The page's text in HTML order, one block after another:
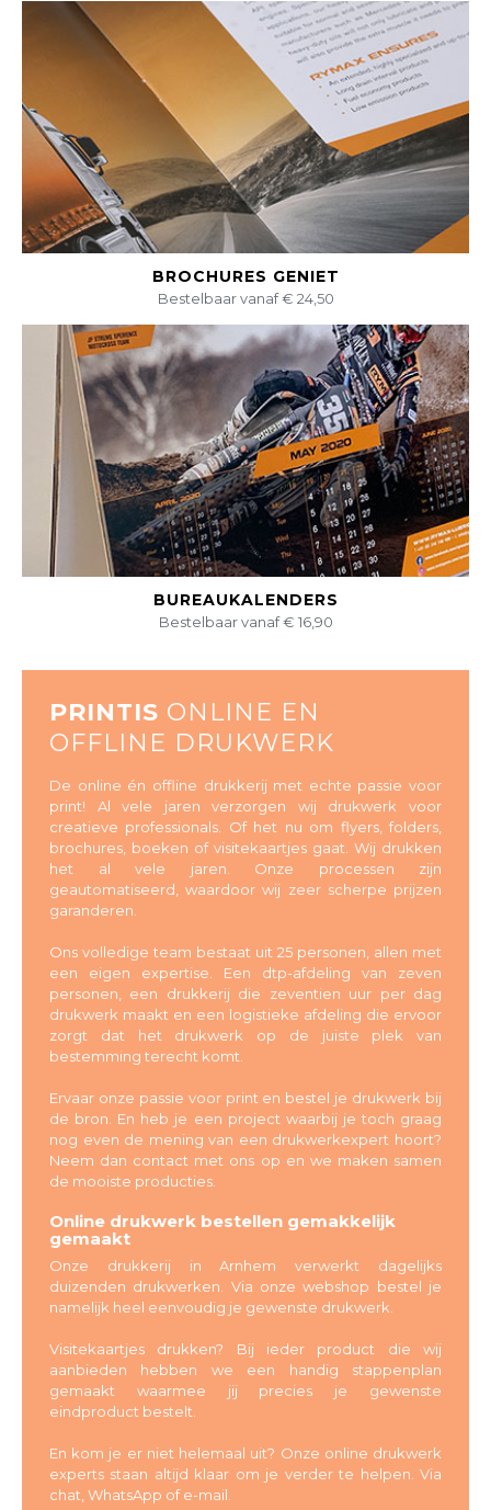
BEKIJK DIT PRODUCT
BROCHURES GENIET
Bestelbaar vanaf € 24,50
BEKIJK DIT PRODUCT
BUREAUKALENDERS
Bestelbaar vanaf € 16,90
PRINTIS ONLINE EN
OFFLINE DRUKWERK
De online én offline drukkerij met echte passie voor
print! Al vele jaren verzorgen wij drukwerk voor
creatieve professionals. Of het nu om flyers, folders,
brochures, boeken of visitekaartjes gaat. Wij drukken
het al vele jaren. Onze processen zijn
geautomatiseerd, waardoor wij zeer scherpe prijzen
garanderen.
Ons volledige team bestaat uit 25 personen, allen met
een eigen expertise. Een dtp-afdeling van zeven
personen, een drukkerij die zeventien uur per dag
drukwerk maakt en een logistieke afdeling die ervoor
zorgt dat het drukwerk op de juiste plek van
bestemming terecht komt.
Ervaar onze passie voor print en bestel je drukwerk bij
de bron. En heb je een project waarbij je toch graag
nog even de mening van een drukwerkexpert hoort?
Neem dan contact met ons op en we maken samen
de mooiste producties.
Online drukwerk bestellen gemakkelijk
gemaakt
Onze drukkerij in Arnhem verwerkt dagelijks
duizenden drukwerken. Via onze webshop bestel je
namelijk heel eenvoudig je gewenste drukwerk.
Visitekaartjes drukken? Bij ieder product die wij
aanbieden hebben we een handig stappenplan
gemaakt waarmee jij precies je gewenste
eindproduct bestelt.
En kom je er niet helemaal uit? Onze online drukwerk
experts staan altijd klaar om je verder te helpen. Via
chat, WhatsApp of e-mail.